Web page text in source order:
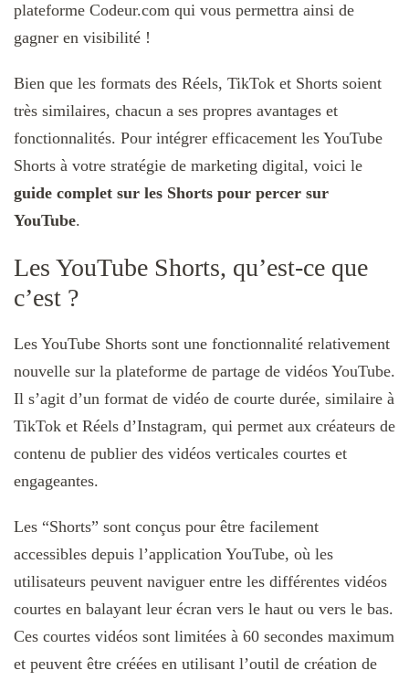
plateforme Codeur.com qui vous permettra ainsi de
gagner en visibilité !
Bien que les formats des Réels, TikTok et Shorts soient
très similaires, chacun a ses propres avantages et
fonctionnalités. Pour intégrer efficacement les YouTube
Shorts à votre stratégie de marketing digital, voici le
guide complet sur les Shorts pour percer sur
YouTube.
Les YouTube Shorts, qu’est-ce que
c’est ?
Les YouTube Shorts sont une fonctionnalité relativement
nouvelle sur la plateforme de partage de vidéos YouTube.
Il s’agit d’un format de vidéo de courte durée, similaire à
TikTok et Réels d’Instagram, qui permet aux créateurs de
contenu de publier des vidéos verticales courtes et
engageantes.
Les “Shorts” sont conçus pour être facilement
accessibles depuis l’application YouTube, où les
utilisateurs peuvent naviguer entre les différentes vidéos
courtes en balayant leur écran vers le haut ou vers le bas.
Ces courtes vidéos sont limitées à 60 secondes maximum
et peuvent être créées en utilisant l’outil de création de